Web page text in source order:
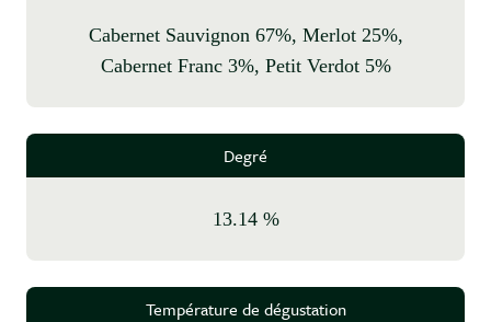
Cabernet Sauvignon 67%, Merlot 25%,
Cabernet Franc 3%, Petit Verdot 5%
Degré
13.14 %
Température de dégustation